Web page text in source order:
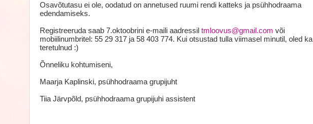
Osavõtutasu ei ole, oodatud on annetused ruumi rendi katteks ja psühhodraama
edendamiseks.
Registreeruda saab 7.oktoobrini e-maili aadressil tmloovus@gmail.com või
mobiilinumbritel: 55 29 317 ja 58 403 774. Kui otsustad tulla viimasel minutil, oled ka
teretulnud :)
Õnneliku kohtumiseni,
Maarja Kaplinski, psühhodraama grupijuht
Tiia Järvpõld, psühhodraama grupijuhi assistent